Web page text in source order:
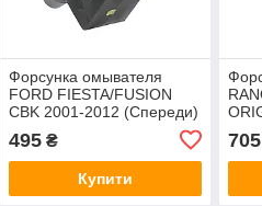
Форсунка омывателя
FORD FIESTA/FUSION
CBK 2001-2012 (Спереди)
(1442176/2N1117666AD/1442176)
ORIGINAL
495₴
Купити
705